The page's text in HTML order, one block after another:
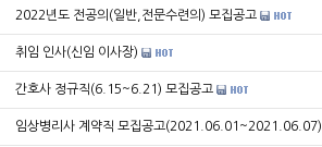
2022년도 전공의(일반,전문수련의) 모집공고
취임 인사(신임 이사장)
간호사 정규직(6.15~6.21) 모집공고
임상병리사 계약직 모집공고(2021.06.01~2021.06.07)